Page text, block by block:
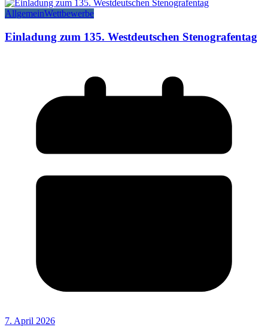
AllgemeinWettbewerbe
Einladung zum 135. Westdeutschen Stenografentag
7. April 2026